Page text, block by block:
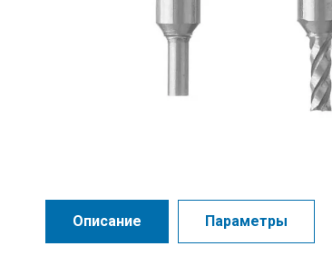
Описание Параметры